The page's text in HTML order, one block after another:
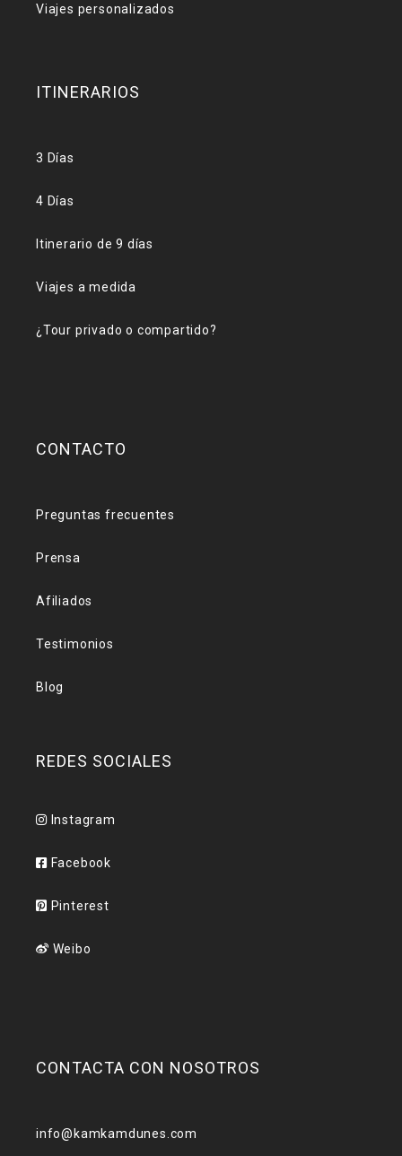
Viajes personalizados
ITINERARIOS
3 Días
4 Días
Itinerario de 9 días
Viajes a medida
¿Tour privado o compartido?
CONTACTO
Preguntas frecuentes
Prensa
Afiliados
Testimonios
Blog
REDES SOCIALES
Instagram
Facebook
Pinterest
Weibo
CONTACTA CON NOSOTROS
info@kamkamdunes.com